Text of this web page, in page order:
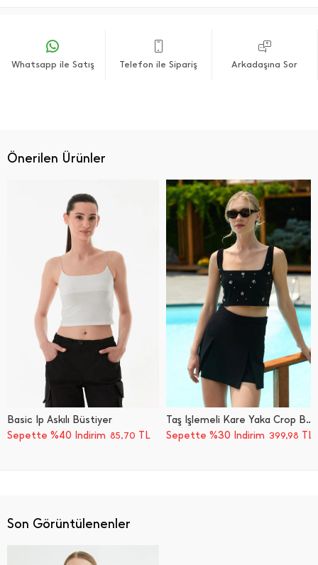
Whatsapp ile Satış Telefon ile Sipariş Arkadaşına Sor
Önerilen Ürünler
Basic İ̇p Askılı Büstiyer
Sepette %40 İndirim 85,70 TL
Taş İ̇şlemeli Kare Yaka Crop Büstiyer
Sepette %30 İndirim 399,98 TL
Son Görüntülenenler